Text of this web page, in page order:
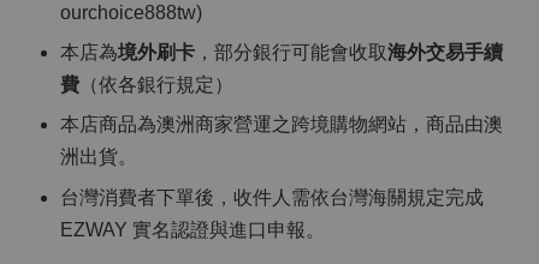
ourchoice888tw)
本店為境外刷卡 ，部分銀行可能會收取海外交易手續
費 （依各銀行規定）
本店商品為澳洲商家營運之跨境購物網站，商品由澳
洲出貨。
台灣消費者下單後，收件人需依台灣海關規定完成
EZWAY 實名認證與進口申報。